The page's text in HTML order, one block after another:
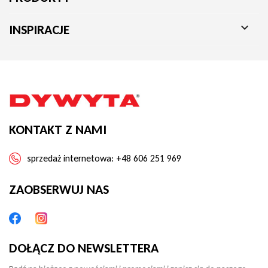
INSPIRACJE 
KONTAKT Z NAMI
sprzedaż internetowa: +48 606 251 969
ZAOBSERWUJ NAS
DOŁĄCZ DO NEWSLETTERA